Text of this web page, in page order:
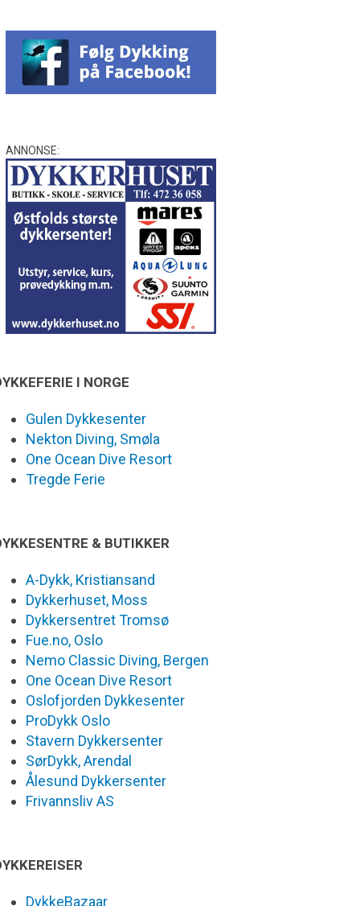
ANNONSE:
I NORGE
Gulen Dykkesenter
Nekton Diving, Smøla
One Ocean Dive Resort
Tregde Ferie
& BUTIKKER
A-Dykk, Kristiansand
Dykkerhuset, Moss
Dykkersentret Tromsø
Fue.no, Oslo
Nemo Classic Diving, Bergen
One Ocean Dive Resort
Oslofjorden Dykkesenter
ProDykk Oslo
Stavern Dykkersenter
SørDykk, Arendal
Ålesund Dykkersenter
Frivannsliv AS
DykkeBazaar